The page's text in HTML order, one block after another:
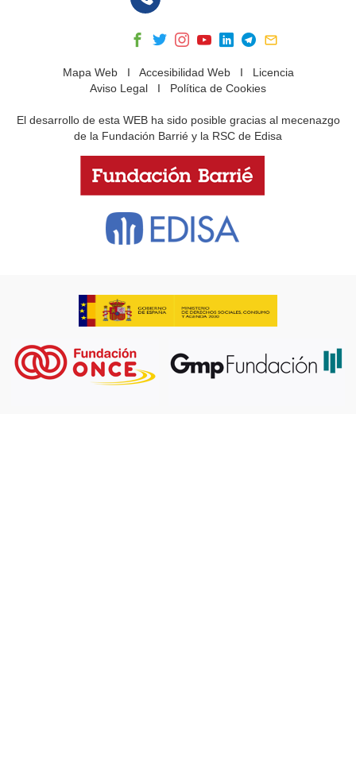
Mapa WebI Accesibilidad WebI Licencia
Aviso Legal I Política de Cookies
El desarrollo de esta WEB ha sido posible gracias al mecenazgo
de la Fundación Barrié y la RSC de Edisa